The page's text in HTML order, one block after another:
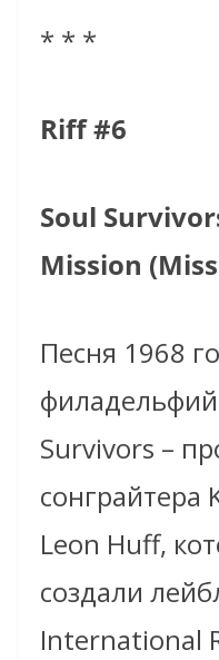
* * *
Riff #6
Soul
Mission
Песня 1968
Survivors –
сонграйтера
Leon Huff,
создали
International